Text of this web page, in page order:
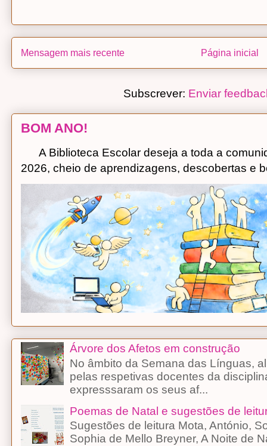
Mensagem mais recente Página inicial
Subscrever: Enviar
BOM ANO!
A Biblioteca Escolar deseja a toda a
2026, cheio de aprendizagens, descobertas e
Árvore dos Afetos em construção
No âmbito da Semana das Línguas,
pelas respetivas docentes da
expresssaram os seus af...
Poemas de Natal e sugestões de
Sugestões de leitura Mota, António,
Sophia de Mello Breyner, A Noite